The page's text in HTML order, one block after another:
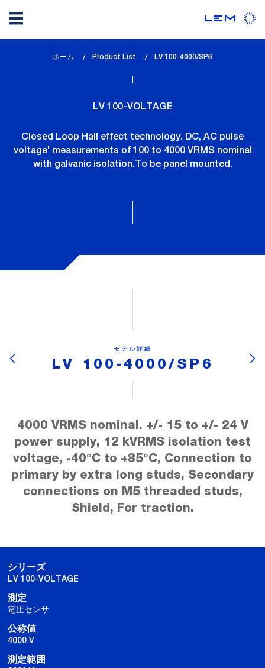
ホーム Product List
lem_current_page
LV 100-4000/SP6
LV 100-VOLTAGE
Closed Loop Hall effect technology. DC, AC pulse
voltage' measurements of 100 to 4000 VRMS nominal
with galvanic isolation.To be panel mounted.
モデル詳細
LV 100-4000/SP6
4000 VRMS nominal. +/- 15 to +/- 24 V
power supply, 12 kVRMS isolation test
voltage, -40°C to +85°C, Connection to
primary by extra long studs, Secondary
connections on M5 threaded studs,
Shield, For traction.
シリーズ
LV 100-VOLTAGE
測定
電圧センサ
公称値
4000 V
測定範囲